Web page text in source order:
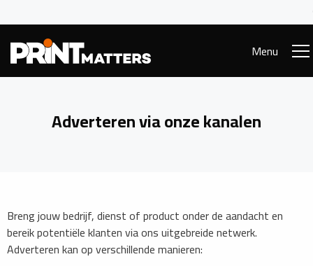
Menu
Adverteren via onze kanalen
Breng jouw bedrijf, dienst of product onder de aandacht en
bereik potentiële klanten via ons uitgebreide netwerk.
Adverteren kan op verschillende manieren: